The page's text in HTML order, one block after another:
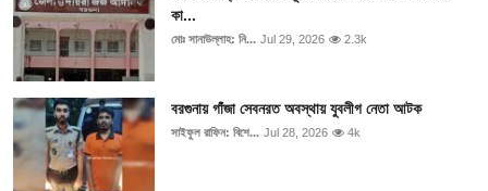
কা...
মোঃ সানাউল্লাহ: নি... Jul 29, 2026 2.3k
বরগুনায় গাঁজা সেবনরত অবস্থায় যুবলীগ নেতা আটক
সাইফুল রাফিন: বিশে... Jul 28, 2026 4k